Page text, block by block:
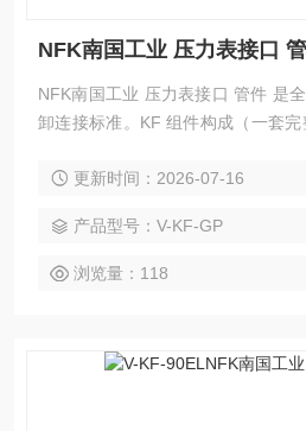
NFK南国工业 压力表接口
NFK南国工业 压力表接口 管件 是全球通用的小口径高真空快
卸连接标准。KF 组件构成（一套完
备上）定心环（Centering Ring）
卡箍（Clamp）：手拧蝶形螺母，夹
更新时间：2026-07-16
产品型号：V-KF-GP
浏览量：118